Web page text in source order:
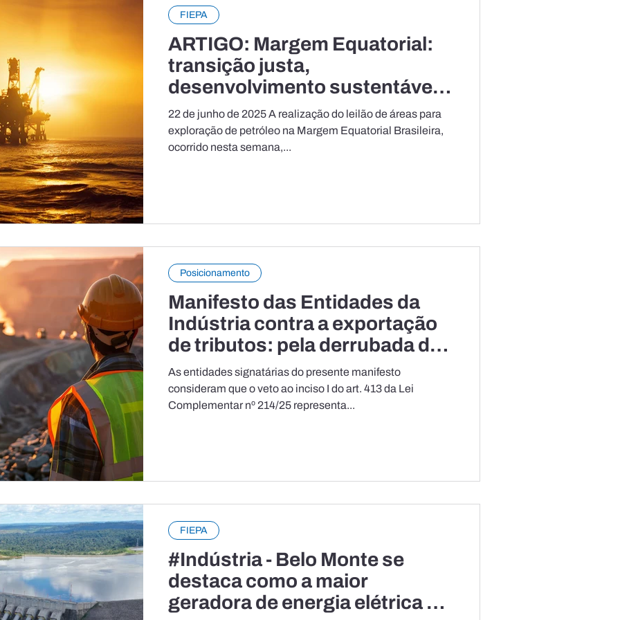
ARTIGO: Margem Equatorial:
transição justa,
desenvolvimento sustentável e
integração nacional
22 de junho de 2025 A realização do leilão de áreas para
exploração de petróleo na Margem Equatorial Brasileira,
ocorrido nesta semana,...
FIEPA
Manifesto das Entidades da
Indústria contra a exportação
de tributos: pela derrubada do
veto nº 7/2025 (item
07.25.023), Imposto Seletivo
nas exportações de Minerais
As entidades signatárias do presente manifesto
consideram que o veto ao inciso I do art. 413 da Lei
Complementar nº 214/25 representa...
Posicionamento
#Indústria - Belo Monte se
destaca como a maior
geradora de energia elétrica do
FIEPA